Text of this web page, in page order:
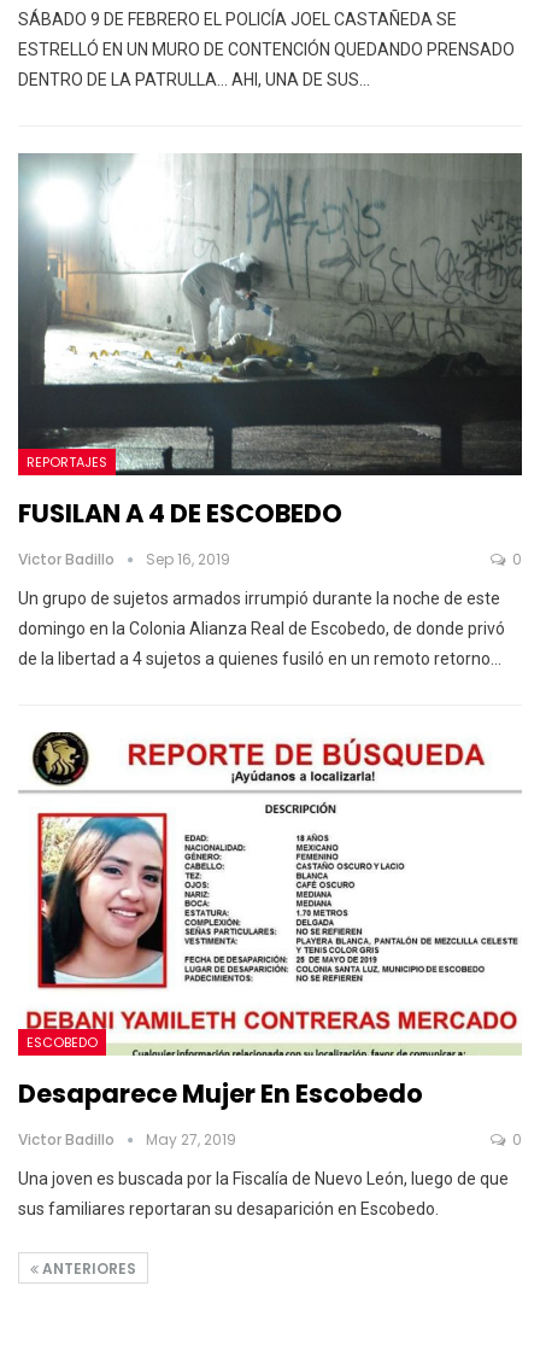
SÁBADO 9 DE FEBRERO EL POLICÍA JOEL CASTAÑEDA SE
ESTRELLÓ EN UN MURO DE CONTENCIÓN QUEDANDO PRENSADO
DENTRO DE LA PATRULLA… AHI, UNA DE SUS
REPORTAJES
FUSILAN A 4 DE ESCOBEDO
Victor Badillo Sep 16, 2019 0
Un grupo de sujetos armados irrumpió durante la noche de este
domingo en la Colonia Alianza Real de Escobedo, de donde privó
de la libertad a 4 sujetos a quienes fusiló en un remoto retorno…
ESCOBEDO
Desaparece Mujer En Escobedo
Victor Badillo May 27, 2019 0
Una joven es buscada por la Fiscalía de Nuevo León, luego de que
sus familiares reportaran su desaparición en Escobedo.
ANTERIORES